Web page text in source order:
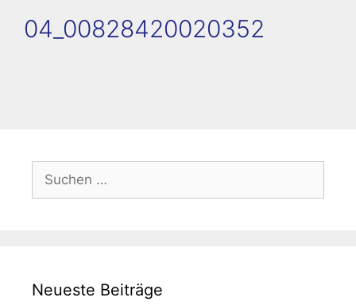
04_00828420020352
nach:
Neueste Beiträge